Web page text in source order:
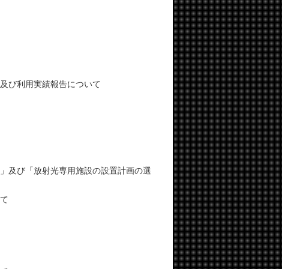
び利用実績報告について
及び「放射光専用施設の設置計画の選